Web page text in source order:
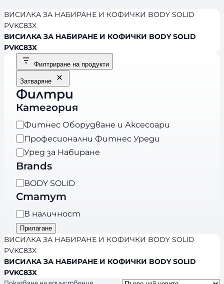
ВИСИЛКА ЗА НАБИРАНЕ И КОФИЧКИ BODY SOLID
PVKC83X
ВИСИЛКА ЗА НАБИРАНЕ И КОФИЧКИ BODY SOLID
PVKC83X
Филтриране на продукти
Затваряне
Филтри
Категория
К
а
т
е
о
р
и
я
Фитнес Оборудване и Аксесоари
Професионални Фитнес Уреди
Уред за Набиране
Brands
B
r
n
d
s
BODY SOLID
Статут
Н
а
л
и
ч
н
В наличност
Прилагане
ВИСИЛКА ЗА НАБИРАНЕ И КОФИЧКИ BODY SOLID
PVKC83X
ВИСИЛКА ЗА НАБИРАНЕ И КОФИЧКИ BODY SOLID
PVKC83X